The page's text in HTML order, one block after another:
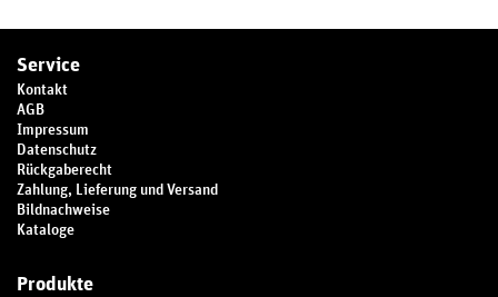
Service
Kontakt
AGB
Impressum
Datenschutz
Rückgaberecht
Zahlung, Lieferung und Versand
Bildnachweise
Kataloge
Produkte